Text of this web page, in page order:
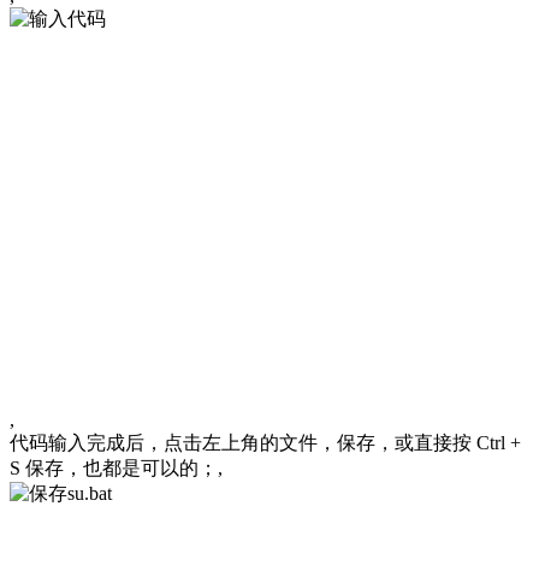
,
代码输入完成后，点击左上角的文件，保存，或直接按 Ctrl +
S 保存，也都是可以的；,